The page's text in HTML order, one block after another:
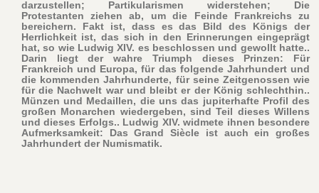
darzustellen; Partikularismen widerstehen; Die
Protestanten ziehen ab, um die Feinde Frankreichs zu
bereichern. Fakt ist, dass es das Bild des Königs der
Herrlichkeit ist, das sich in den Erinnerungen eingeprägt
hat, so wie Ludwig XIV. es beschlossen und gewollt hatte..
Darin liegt der wahre Triumph dieses Prinzen: Für
Frankreich und Europa, für das folgende Jahrhundert und
die kommenden Jahrhunderte, für seine Zeitgenossen wie
für die Nachwelt war und bleibt er der König schlechthin..
Münzen und Medaillen, die uns das jupiterhafte Profil des
großen Monarchen wiedergeben, sind Teil dieses Willens
und dieses Erfolgs.. Ludwig XIV. widmete ihnen besondere
Aufmerksamkeit: Das Grand Siècle ist auch ein großes
Jahrhundert der Numismatik.